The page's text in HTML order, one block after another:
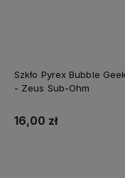
Szkło Pyrex Bubble
- Zeus Sub-Ohm
16,00 zł